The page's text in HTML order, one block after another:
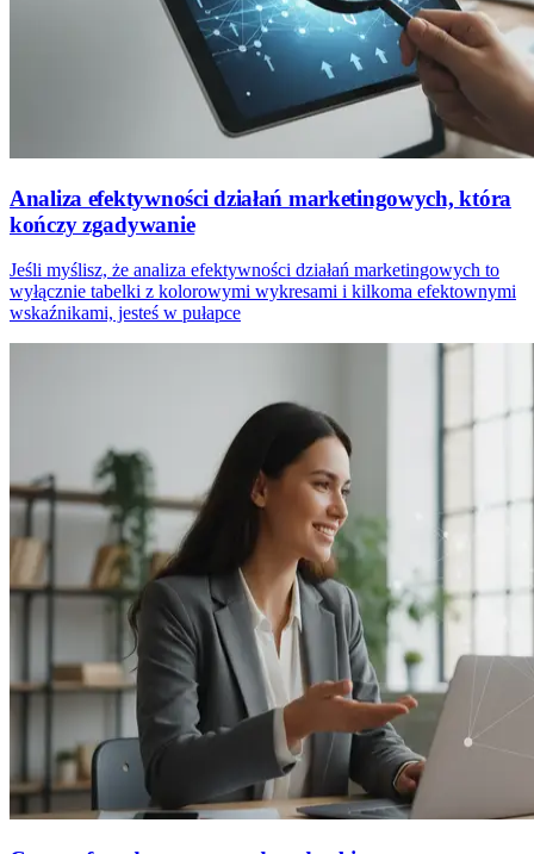
Analiza efektywności działań marketingowych, która
kończy zgadywanie
Jeśli myślisz, że analiza efektywności działań marketingowych to
wyłącznie tabelki z kolorowymi wykresami i kilkoma efektownymi
wskaźnikami, jesteś w pułapce